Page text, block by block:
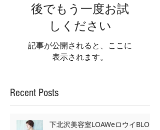
後でもう一度お試
しください
記事が公開されると、ここに
表示されます。
Recent Posts
下北沢美容室LOAWeロウイBLOG